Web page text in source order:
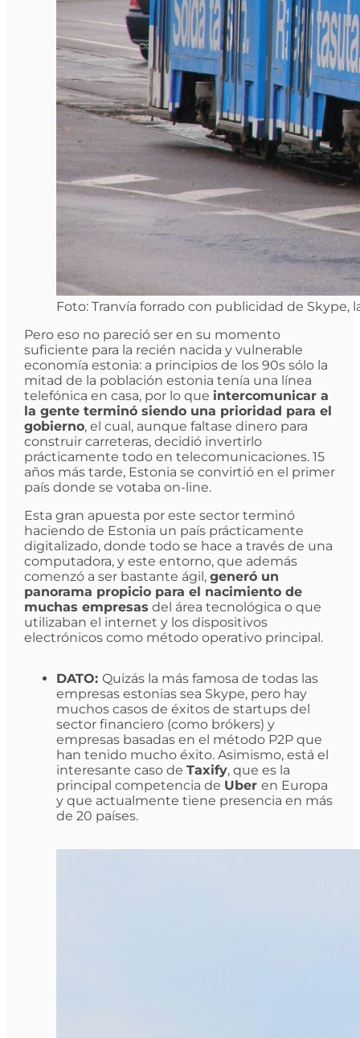
Foto: Tranvía forrado con publicidad de
Pero eso no pareció ser en su momento
suficiente para la recién nacida y vulnerable
economía estonia: a principios de los 90s sólo la
mitad de la población estonia tenía una línea
telefónica en casa, por lo que intercomunicar a
la gente terminó siendo una prioridad para el
gobierno, el cual, aunque faltase dinero para
construir carreteras, decidió invertirlo
prácticamente todo en telecomunicaciones. 15
años más tarde, Estonia se convirtió en el primer
país donde se votaba on-line.
Esta gran apuesta por este sector terminó
haciendo de Estonia un país prácticamente
digitalizado, donde todo se hace a través de una
computadora, y este entorno, que además
comenzó a ser bastante ágil, generó un
panorama propicio para el nacimiento de
muchas empresas del área tecnológica o que
utilizaban el internet y los dispositivos
electrónicos como método operativo principal.
DATO: Quizás la más famosa de todas las
empresas estonias sea Skype, pero hay
muchos casos de éxitos de startups del
sector financiero (como brókers) y
empresas basadas en el método P2P que
han tenido mucho éxito. Asimismo, está el
interesante caso de Taxify, que es la
principal competencia de Uber en Europa
y que actualmente tiene presencia en más
de 20 países.